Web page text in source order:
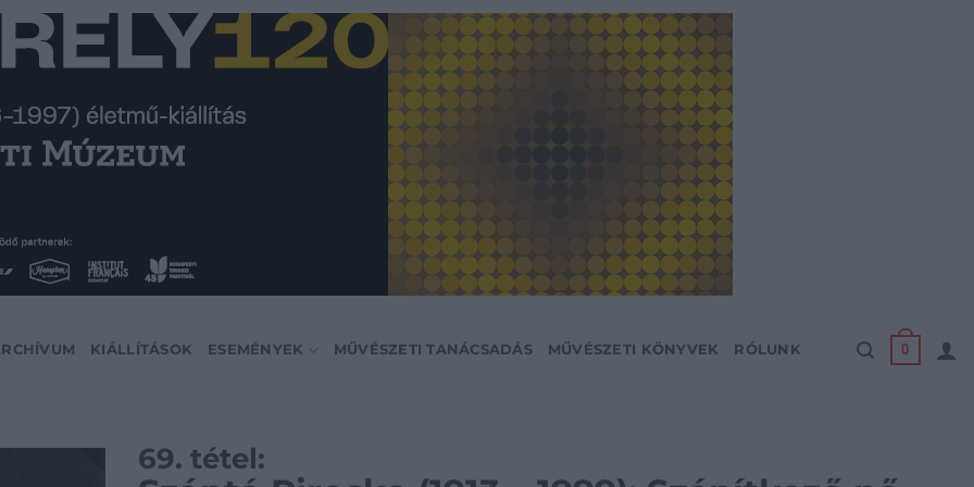
KIÁLLÍTÁSOK ESEMÉNYEK MŰVÉSZETI TANÁCSADÁS MŰVÉSZETI KÖNYVEK RÓLUNK 0
69. tétel: